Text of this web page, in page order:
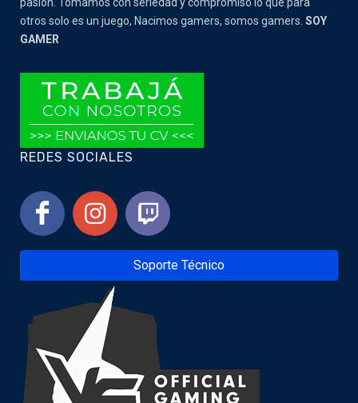
otros solo es un juego, Nacimos gamers, somos gamers. SOY
GAMER
REDES SOCIALES
Soporte Técnico